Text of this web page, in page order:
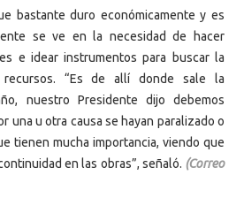
bastante duro económicamente y es
se ve en la necesidad de hacer
e idear instrumentos para buscar la
“Es de allí donde sale la
nuestro Presidente dijo debemos
una u otra causa se hayan paralizado o
tienen mucha importancia, viendo que
en las obras”, señaló. (Correo